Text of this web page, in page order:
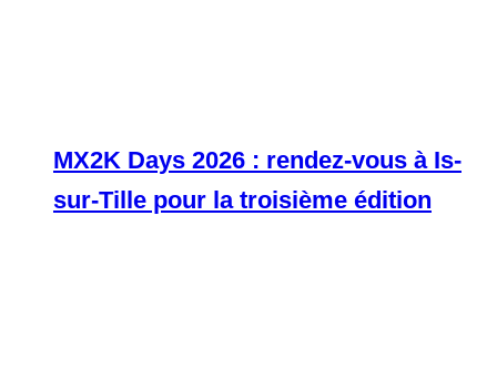
MX2K Days 2026 : rendez-vous à Is-
sur-Tille pour la troisième édition